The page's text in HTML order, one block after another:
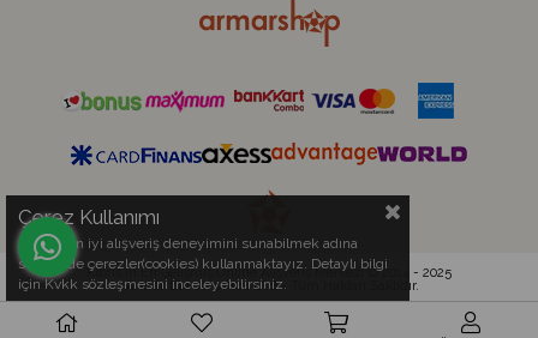
Kıbrıs'ın En Gelişmiş Online Alışveriş Merkezi © 2014 - 2025
Armar Electronics Ltd.- Tüm Hakları Saklıdır.
Çerez Kullanımı
Sizlere en iyi alışveriş deneyimini sunabilmek adına
sitemizde çerezler(cookies) kullanmaktayız. Detaylı bilgi
için Kvkk sözleşmesini inceleyebilirsiniz.